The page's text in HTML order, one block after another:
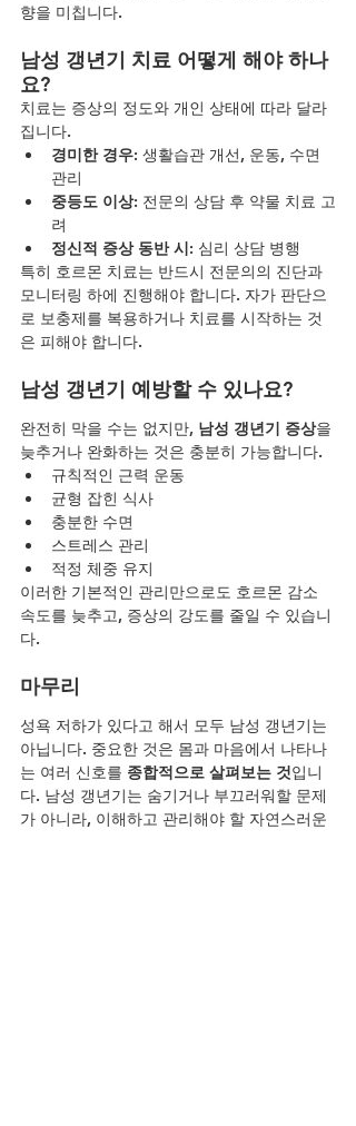
향을 미칩니다.
남성 갱년기 치료 어떻게 해야 하나
요?
치료는 증상의 정도와 개인 상태에 따라 달라
집니다.
경미한 경우: 생활습관 개선, 운동, 수면
관리
중등도 이상: 전문의 상담 후 약물 치료 고
려
정신적 증상 동반 시: 심리 상담 병행
특히 호르몬 치료는 반드시 전문의의 진단과
모니터링 하에 진행해야 합니다. 자가 판단으
로 보충제를 복용하거나 치료를 시작하는 것
은 피해야 합니다.
남성 갱년기 예방할 수 있나요?
완전히 막을 수는 없지만, 남성 갱년기 증상을
늦추거나 완화하는 것은 충분히 가능합니다.
규칙적인 근력 운동
균형 잡힌 식사
충분한 수면
스트레스 관리
적정 체중 유지
이러한 기본적인 관리만으로도 호르몬 감소
속도를 늦추고, 증상의 강도를 줄일 수 있습니
다.
마무리
성욕 저하가 있다고 해서 모두 남성 갱년기는
아닙니다. 중요한 것은 몸과 마음에서 나타나
는 여러 신호를 종합적으로 살펴보는 것입니
다. 남성 갱년기는 숨기거나 부끄러워할 문제
가 아니라, 이해하고 관리해야 할 자연스러운